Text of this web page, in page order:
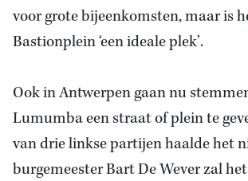
voor grote bijeenkomsten, maar is
Bastionplein ‘een ideale plek’.
Ook in Antwerpen gaan nu
Lumumba een straat of plein te
van drie linkse partijen haalde het
burgemeester Bart De Wever zal